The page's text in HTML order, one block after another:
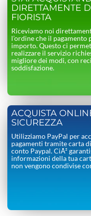
DIRETTAMENTE
FIORISTA
Riceviamo noi
l’ordine che il pagamento
importo. Questo ci
realizzare il servizio
migliore dei modi, con
soddisfazione.
ACQUISTA
SICUREZZA
Utilizziamo PayPal per
pagamenti tramite carta
conto Paypal. CiÃ²
informazioni della tua
non vengono condivise